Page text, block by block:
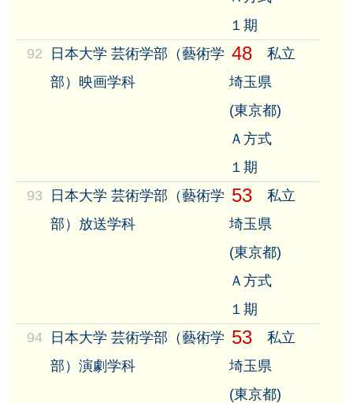
１期
92
日本大学 芸術学部（藝術学
部）映画学科
48
私立
埼玉県
(東京都)
Ａ方式
１期
93
日本大学 芸術学部（藝術学
部）放送学科
53
私立
埼玉県
(東京都)
Ａ方式
１期
94
日本大学 芸術学部（藝術学
部）演劇学科
53
私立
埼玉県
(東京都)